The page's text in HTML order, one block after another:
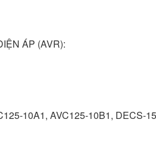
ÁP (AVR):
10A1, AVC125-10B1, DECS-